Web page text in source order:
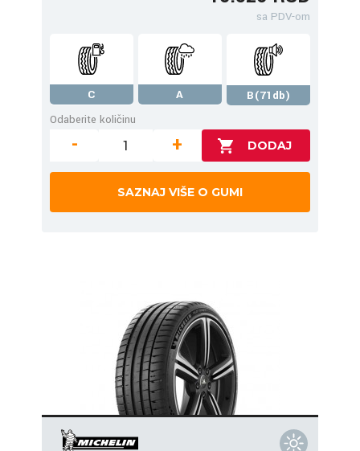
sa PDV-om
C A
B(71db)
Odaberite količinu
- +
SAZNAJ VIŠE O GUMI